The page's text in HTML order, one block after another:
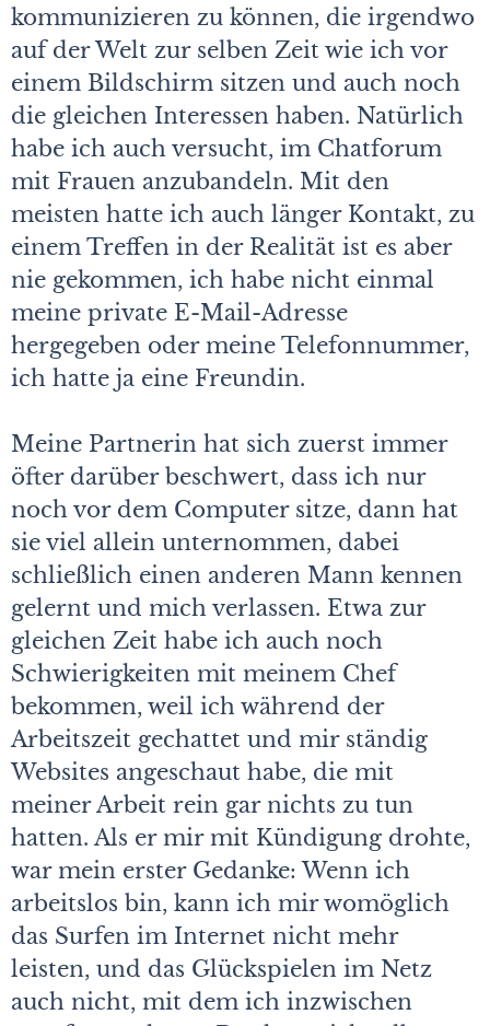
kommunizieren zu können, die irgendwo
auf der Welt zur selben Zeit wie ich vor
einem Bildschirm sitzen und auch noch
die gleichen Interessen haben. Natürlich
habe ich auch versucht, im Chatforum
mit Frauen anzubandeln. Mit den
meisten hatte ich auch länger Kontakt, zu
einem Treffen in der Realität ist es aber
nie gekommen, ich habe nicht einmal
meine private E-Mail-Adresse
hergegeben oder meine Telefonnummer,
ich hatte ja eine Freundin.
Meine Partnerin hat sich zuerst immer
öfter darüber beschwert, dass ich nur
noch vor dem Computer sitze, dann hat
sie viel allein unternommen, dabei
schließlich einen anderen Mann kennen
gelernt und mich verlassen. Etwa zur
gleichen Zeit habe ich auch noch
Schwierigkeiten mit meinem Chef
bekommen, weil ich während der
Arbeitszeit gechattet und mir ständig
Websites angeschaut habe, die mit
meiner Arbeit rein gar nichts zu tun
hatten. Als er mir mit Kündigung drohte,
war mein erster Gedanke: Wenn ich
arbeitslos bin, kann ich mir womöglich
das Surfen im Internet nicht mehr
leisten, und das Glückspielen im Netz
auch nicht, mit dem ich inzwischen